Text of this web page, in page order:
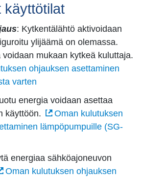
käyttötilat
: Kytkentälähtö aktivoidaan
ylijäämä on olemassa.
voidaan mukaan kytkeä kuluttaja.
ohjauksen asettaminen
varten
energia voidaan asettaa
käyttöön.
Oman kulutuksen
lämpöpumpuille (SG-
energiaa sähköajoneuvon
Oman kulutuksen ohjauksen